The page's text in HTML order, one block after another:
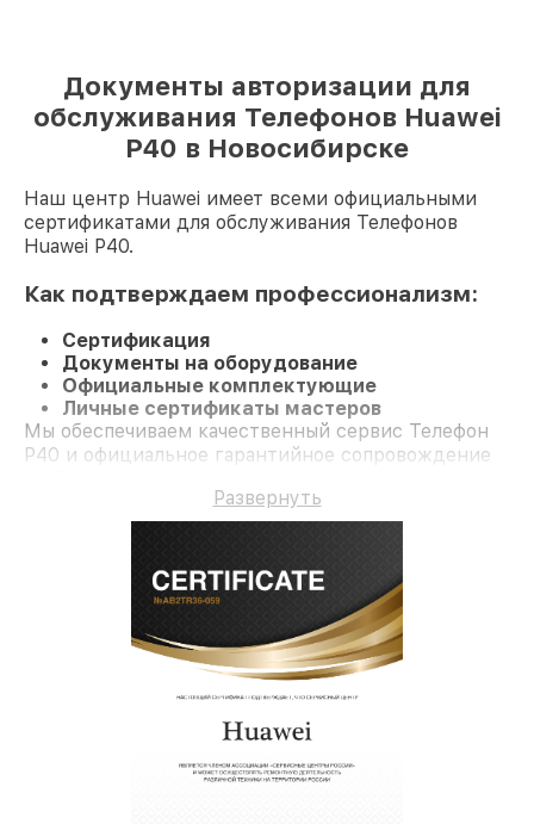
Документы авторизации для
обслуживания Телефонов Huawei
P40 в Новосибирске
Наш центр Huawei имеет всеми официальными
сертификатами для обслуживания Телефонов
Huawei P40.
Как подтверждаем профессионализм:
Сертификация
Документы на оборудование
Официальные комплектующие
Личные сертификаты мастеров
Мы обеспечиваем качественный сервис Телефон
P40 и официальное гарантийное сопровождение
Развернуть